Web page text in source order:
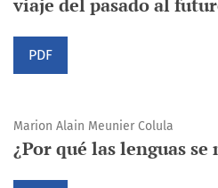
viaje del pasado al
PDF
Marion Alain Meunier Colula
¿Por qué las lenguas